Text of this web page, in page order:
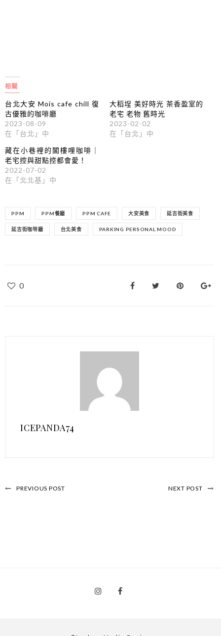
相關
台北大安 Mois cafe chill 復
古優雅的咖啡廳
2023-08-09
在「台北」中
大稻埕 美好時光 茶香盈室的
老宅 老物 舊時光
2023-02-02
在「台北」中
藏在小巷裡的閣樓哩咖啡｜
老宅控與甜點控都會愛！
2022-07-02
在「北北基」中
PPM PPM餐廳 PPM CAFE 大安美食 延吉街美食
延吉街咖啡廳 台北美食 PARKING PERSONAL MOOD
0
ICEPANDA74
PREVIOUS POST NEXT POST